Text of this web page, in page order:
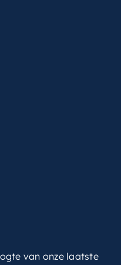
van onze laatste